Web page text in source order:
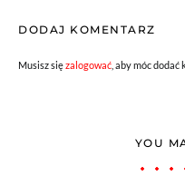
DODAJ KOMENTARZ
Musisz sięzalogować , aby móc dodać
YOU